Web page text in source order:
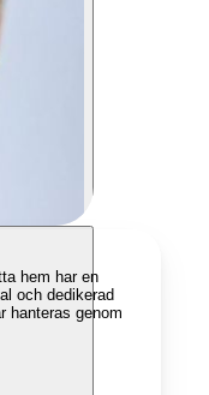
hem har en
och dedikerad
hanteras genom